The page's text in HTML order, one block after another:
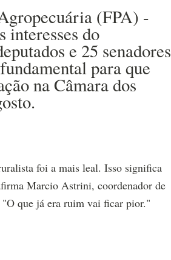
(FPA) -
interesses do
e 25 senadores
para que
na Câmara dos
foi a mais leal. Isso significa
Marcio Astrini, coordenador de
que já era ruim vai ficar pior."